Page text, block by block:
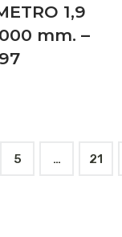
1,9
mm. –
5 … 21